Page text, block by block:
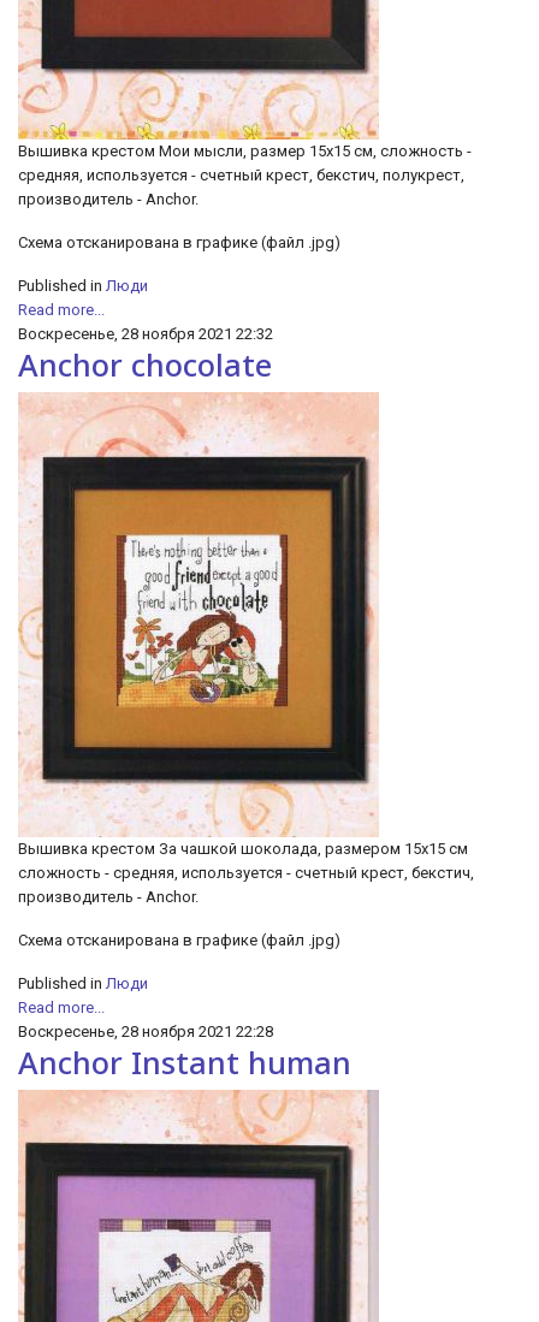
Вышивка крестом Мои мысли, размер 15х15 см, сложность -
средняя, используется - счетный крест, бекстич, полукрест,
производитель - Anchor.
Схема отсканирована в графике (файл .jpg)
Published in Люди
Read more...
Воскресенье, 28 ноября 2021 22:32
Anchor chocolate
Вышивка крестом За чашкой шоколада, размером 15х15 см
сложность - средняя, используется - счетный крест, бекстич,
производитель - Anchor.
Схема отсканирована в графике (файл .jpg)
Published in Люди
Read more...
Воскресенье, 28 ноября 2021 22:28
Anchor Instant human